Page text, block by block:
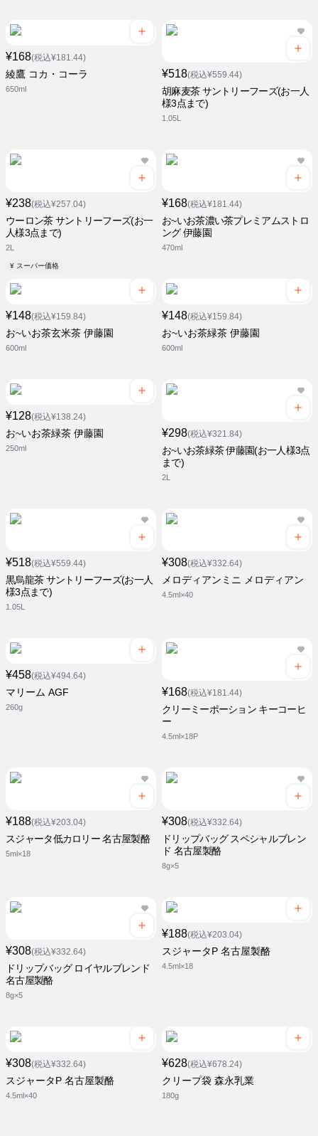
¥168(税込¥181.44)
綾鷹 コカ・コーラ
650ml
¥518(税込¥559.44)
胡麻麦茶 サントリーフーズ(お一人
様3点まで)
1.05L
¥238(税込¥257.04)
ウーロン茶 サントリーフーズ(お一
人様3点まで)
2L
¥ スーパー価格
¥168(税込¥181.44)
お~いお茶濃い茶プレミアムストロ
ング 伊藤園
470ml
¥148(税込¥159.84)
お~いお茶玄米茶 伊藤園
600ml
¥148(税込¥159.84)
お~いお茶緑茶 伊藤園
600ml
¥128(税込¥138.24)
お~いお茶緑茶 伊藤園
250ml
¥298(税込¥321.84)
お~いお茶緑茶 伊藤園(お一人様3点
まで)
2L
¥518(税込¥559.44)
黒烏龍茶 サントリーフーズ(お一人
様3点まで)
1.05L
¥308(税込¥332.64)
メロディアンミニ メロディアン
4.5ml×40
¥458(税込¥494.64)
マリーム AGF
260g
¥168(税込¥181.44)
クリーミーポーション キーコーヒ
ー
4.5ml×18P
¥188(税込¥203.04)
スジャータ低カロリー 名古屋製酪
5ml×18
¥308(税込¥332.64)
ドリップバッグ スペシャルブレン
ド 名古屋製酪
8g×5
¥308(税込¥332.64)
ドリップバッグ ロイヤルブレンド
名古屋製酪
8g×5
¥188(税込¥203.04)
スジャータP 名古屋製酪
4.5ml×18
¥308(税込¥332.64)
スジャータP 名古屋製酪
4.5ml×40
¥628(税込¥678.24)
クリープ袋 森永乳業
180g